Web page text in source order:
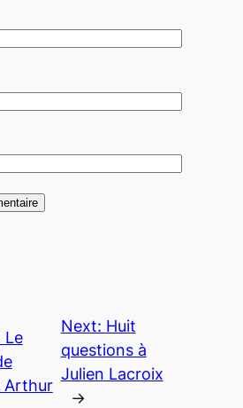
Le
Arthur
Next: Huit
questions à
Julien Lacroix
→